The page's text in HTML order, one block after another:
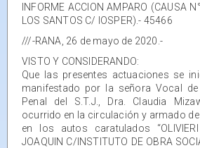
INFORME ACCION AMPARO (CAUSA
LOS SANTOS C/ IOSPER).- 45466
///-RANA, 26 de mayo de 2020.-
VISTO Y CONSIDERANDO:
Que las presentes actuaciones se
manifestado por la señora Vocal de
Penal del S.T.J., Dra. Claudia
ocurrido en la circulación y armado
en los autos caratulados “OLIVIERI
JOAQUIN C/INSTITUTO DE OBRA